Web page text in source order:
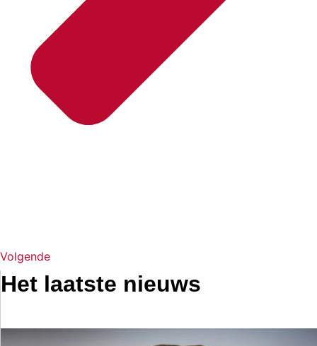
Volgende
Het laatste nieuws